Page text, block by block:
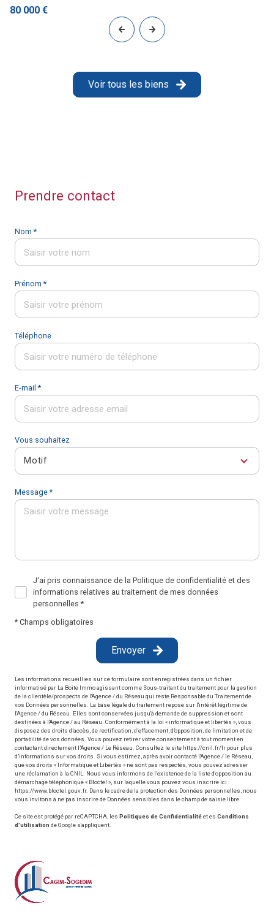
80 000 €
Voir tous les biens
Prendre contact
Nom *
Prénom *
Téléphone
E-mail *
Vous souhaitez
Motif
Message *
J'ai pris connaissance de la Politique de confidentialité et des
informations relatives au traitement de mes données
personnelles *
* Champs obligatoires
Envoyer
Les informations recueillies sur ce formulaire sont enregistrées dans un fichier
informatisé par La Boite Immo agissant comme Sous-traitant du traitement pour la gestion
de la clientèle/prospects de l'Agence / du Réseau qui reste Responsable du Traitement de
vos Données personnelles. La base légale du traitement repose sur l'intérêt légitime de
l'Agence / du Réseau. Elles sont conservées jusqu'à demande de suppression et sont
destinées à l'Agence / au Réseau. Conformément à la loi « informatique et libertés », vous
disposez des droits d’accès, de rectification, d’effacement, d’opposition, de limitation et de
portabilité de vos données. Vous pouvez retirer votre consentement à tout moment en
contactant directement l’Agence / Le Réseau. Consultez le site https://cnil.fr/fr pour plus
d’informations sur vos droits. Si vous estimez, après avoir contacté l'Agence / le Réseau,
que vos droits « Informatique et Libertés » ne sont pas respectés, vous pouvez adresser
une réclamation à la CNIL. Nous vous informons de l’existence de la liste d'opposition au
démarchage téléphonique « Bloctel », sur laquelle vous pouvez vous inscrire ici :
https://www.bloctel.gouv.fr. Dans le cadre de la protection des Données personnelles, nous
vous invitons à ne pas inscrire de Données sensibles dans le champ de saisie libre.
Ce site est protégé par reCAPTCHA, les Politiques de Confidentialitéet es Conditions
d'utilisation de Google s'appliquent.